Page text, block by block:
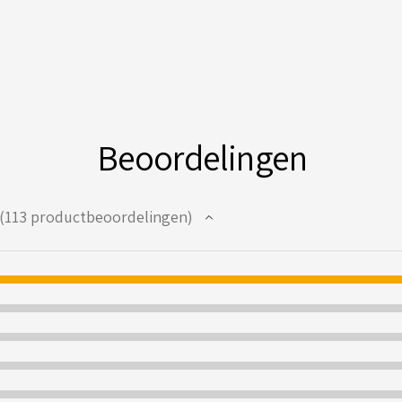
Beoordelingen
113 productbeoordelingen
113